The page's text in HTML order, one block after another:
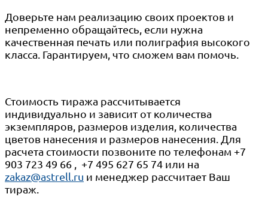
Доверьте нам реализацию своих проектов и
непременно обращайтесь, если нужна
качественная печать или полиграфия высокого
класса. Гарантируем, что сможем вам помочь.
Стоимость тиража рассчитывается
индивидуально и зависит от количества
экземпляров, размеров изделия, количества
цветов нанесения и размеров нанесения. Для
расчета стоимости позвоните по телефонам +7
903 723 49 66 , +7 495 627 65 74 или на
zakaz@astrell.ru и менеджер рассчитает Ваш
тираж.